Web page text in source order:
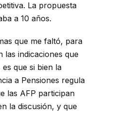
La propuesta
a 10 años.
que me faltó, para
las indicaciones que
que si bien la
a Pensiones regula
las AFP participan
la discusión, y que